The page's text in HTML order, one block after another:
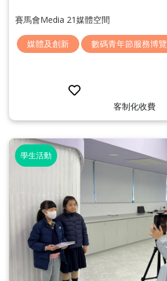
賽馬會Media 21媒體空間
媒體及創新 數碼青年節服務博覽
客制化收費
學生活動